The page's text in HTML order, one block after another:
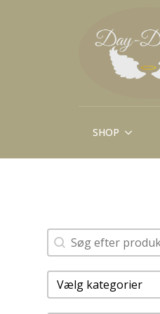
SHOP
Søg
Search content
Kategorier
Select content